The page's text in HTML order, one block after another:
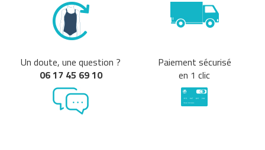
Un doute, une question ?
06 17 45 69 10
Paiement sécurisé
en 1 clic